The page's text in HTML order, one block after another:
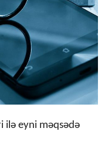
ilə eyni məqsədə